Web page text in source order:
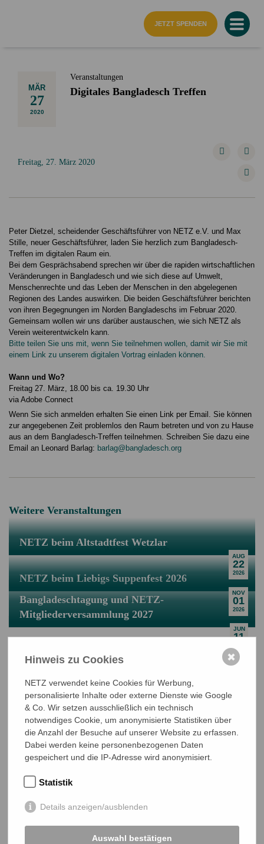
JETZT SPENDEN
MÄR
27
2020
Veranstaltungen
Digitales Bangladesch Treffen
Freitag, 27. März 2020
Peter Dietzel, scheidender Geschäftsführer von NETZ e.V. und Max
Stille, neuer Geschäftsführer, laden Sie herzlich zum Bangladesch-
Treffen im digitalen Raum ein.
Bei dem Gesprächsabend sprechen wir über die rapiden wirtschaftlichen
Veränderungen in Bangladesch und wie sich diese auf Umwelt,
Menschenrechte und das Leben der Menschen in den abgelegenen
Regionen des Landes auswirken. Die beiden Geschäftsführer berichten
von ihren Begegnungen im Norden Bangladeschs im Februar 2020.
Gemeinsam wollen wir uns darüber austauschen, wie sich NETZ als
Verein weiterentwickeln kann.
Bitte teilen Sie uns mit, wenn Sie teilnehmen wollen, damit wir Sie mit
einem Link zu unserem digitalen Vortrag einladen können.
Wann und Wo?
Freitag 27. März, 18.00 bis ca. 19.30 Uhr
via Adobe Connect
Wenn Sie sich anmelden erhalten Sie einen Link per Email. Sie können
zur angegebenen Zeit problemlos den Raum betreten und von zu Hause
aus an dem Bangladesch-Treffen teilnehmen. Schreiben Sie dazu eine
Email an Leonard Barlag: barlag@bangladesch.org
Weitere Veranstaltungen
AUG
22
2026
NETZ beim Altstadtfest Wetzlar
NOV
01
2026
NETZ beim Liebigs Suppenfest 2026
JUN
11
Bangladeschtagung und NETZ-
Mitgliederversammlung 2027
NETZ Partnerschaft für Entwicklung und Gerechtigkeit e.V.
Marktlaubenstraße 9
35390 Gießen
Telefon 0641 - 26 555 600
START
Hinweis zu Cookies
NETZ verwendet keine Cookies für Werbung,
personalisierte Inhalte oder externe Dienste wie Google
& Co. Wir setzen ausschließlich ein technisch
notwendiges Cookie, um anonymisierte Statistiken über
die Anzahl der Besuche auf unserer Website zu erfassen.
Dabei werden keine personenbezogenen Daten
gespeichert und die IP-Adresse wird anonymisiert.
Statistik
Details anzeigen/ausblenden
Auswahl bestätigen
✖